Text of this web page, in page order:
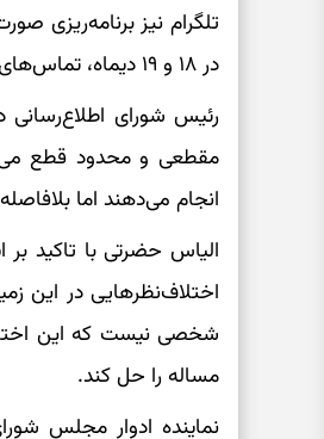
در ۱۸ و ۱۹ دیماه، تماس‌های تلفنی نیز قطع شد.
رئیس شورای اطلاع‌رسانی
مقطعی و محدود قطع
انجام می‌دهند اما
الیاس حضرتی با تاکید
اختلاف‌نظرهایی در این
شخصی نیست که این
مساله را حل کند.
نماینده ادوار مجلس